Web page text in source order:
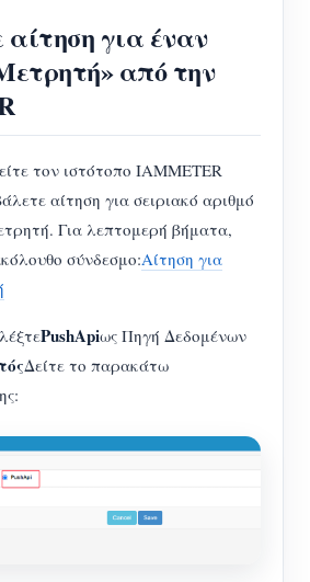
ενέργειας ηλιακού φωτοβολταϊκού
Χρήσης Ηλεκτρικής Ενέργειας
Φ/Β θερμαντήρα
αυτοματισμός
Παρακολούθηση Εργοστασίων
βίντεο
επιβράβευσης
εμάς
για έναν
από την
τον ιστότοπο IAMMETER
αίτηση για σειριακό αριθμό
Για λεπτομερή βήματα,
σύνδεσμο:Αίτηση για
PushApiως Πηγή Δεδομένων
Δείτε το παρακάτω